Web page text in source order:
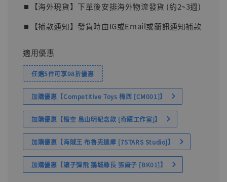
⏹︎【海外現貨】下單後安排海外物流發貨 (約2~3週)
⏹︎【補款通知】發貨時由IG或Email或簡訊通知補款
適用優惠
任選5件可享98折優惠
加購優惠【Competitive Toys 梅西 [CM001]】
加購優惠【悟空 鳥山明紀念款 [奇蹟工作室]】
加購優惠【海賊王 布魯克達摩 [7STARS Studio]】
加購優惠【讓子彈飛 鵝城縣長 張麻子 [BK01]】